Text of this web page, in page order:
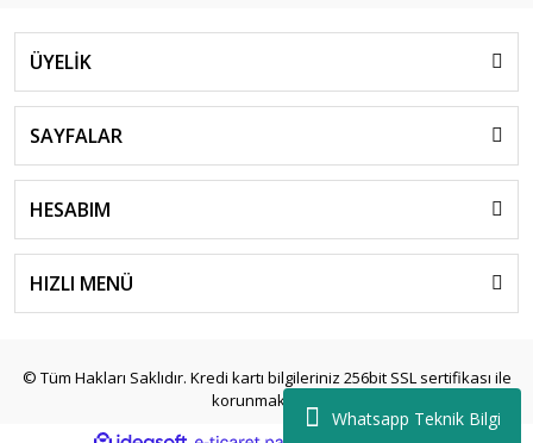
Whatsapp Teknik Bilgi
ÜYELİK
SAYFALAR
HESABIM
HIZLI MENÜ
© Tüm Hakları Saklıdır. Kredi kartı bilgileriniz 256bit SSL sertifikası ile
korunmaktadır.